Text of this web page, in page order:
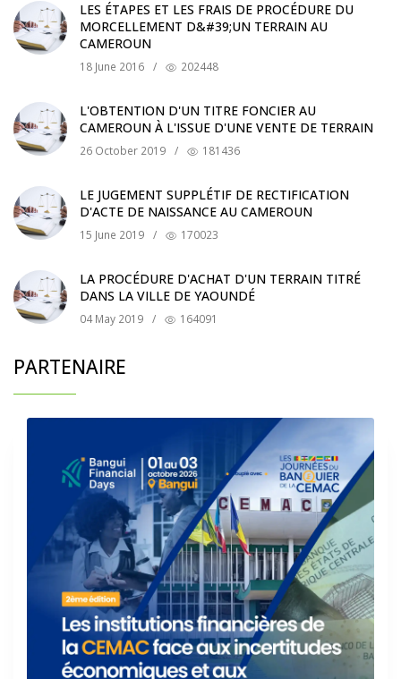
LES ÉTAPES ET LES FRAIS DE PROCÉDURE DU
MORCELLEMENT D&#39;UN TERRAIN AU
CAMEROUN
18 June 2016 / 202448
L'OBTENTION D'UN TITRE FONCIER AU
CAMEROUN À L'ISSUE D'UNE VENTE DE TERRAIN
26 October 2019 / 181436
LE JUGEMENT SUPPLÉTIF DE RECTIFICATION
D'ACTE DE NAISSANCE AU CAMEROUN
15 June 2019 / 170023
LA PROCÉDURE D'ACHAT D'UN TERRAIN TITRÉ
DANS LA VILLE DE YAOUNDÉ
04 May 2019 / 164091
PARTENAIRE